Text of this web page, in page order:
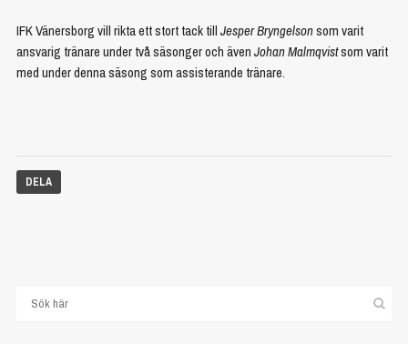
IFK Vänersborg vill rikta ett stort tack tillJesper Bryngelsonsom varit
ansvarig tränare under två säsonger och ävenJohan Malmqvistsom varit
med under denna säsong som assisterande tränare.
DELA